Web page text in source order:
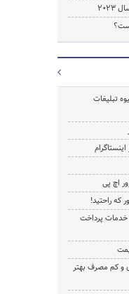
تبلیغات
که راحتید!
خدمات پرداخت
و کم مصرف بهتر